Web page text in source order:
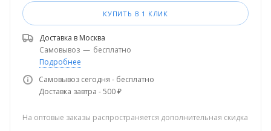
КУПИТЬ В 1 КЛИК
Доставка в Москва
Самовывоз — бесплатно
Подробнее
Самовывоз сегодня - бесплатно
Доставка завтра - 500 ₽
На оптовые заказы распространяется дополнительная скидка